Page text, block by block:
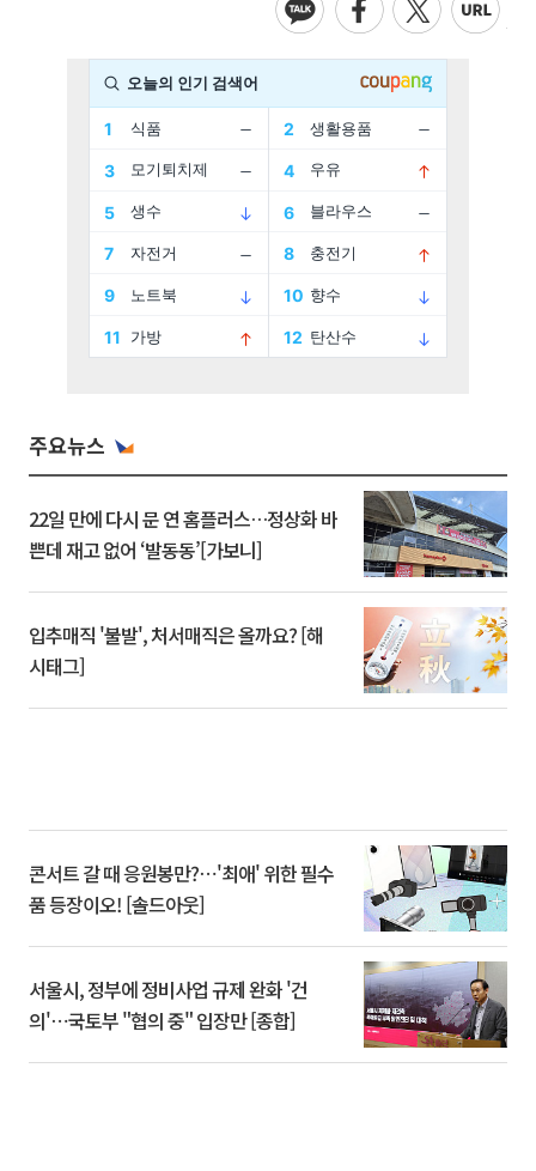
주요뉴스
22일 만에 다시 문 연 홈플러스…정상화 바
쁜데 재고 없어 ‘발동동’[가보니]
입추매직 '불발', 처서매직은 올까요? [해
시태그]
콘서트 갈 때 응원봉만?⋯'최애' 위한 필수
품 등장이오! [솔드아웃]
서울시, 정부에 정비사업 규제 완화 '건
의'⋯국토부 "협의 중" 입장만 [종합]